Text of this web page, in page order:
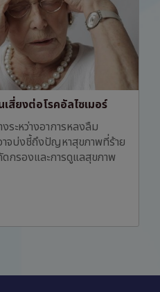
สี่ยงต่อโรคอัลไซเมอร์
ระหว่างอาการหลงลืม
จบ่งชี้ถึงปัญหาสุขภาพที่ร้าย
กรองและการดูแลสุขภาพ